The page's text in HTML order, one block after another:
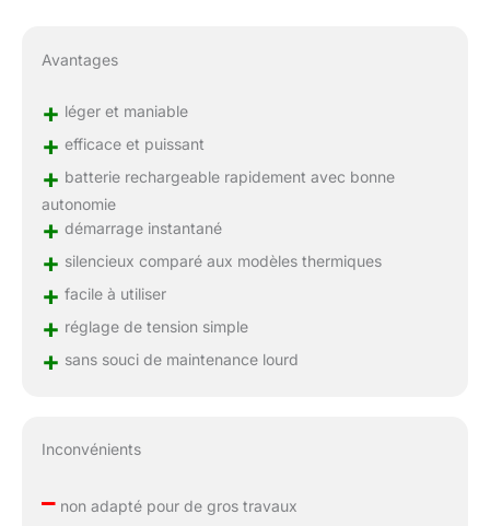
Avantages
+ léger et maniable
+ efficace et puissant
+ batterie rechargeable rapidement avec bonne
autonomie
+ démarrage instantané
+ silencieux comparé aux modèles thermiques
+ facile à utiliser
+ réglage de tension simple
+ sans souci de maintenance lourd
Inconvénients
–non adapté pour de gros travaux